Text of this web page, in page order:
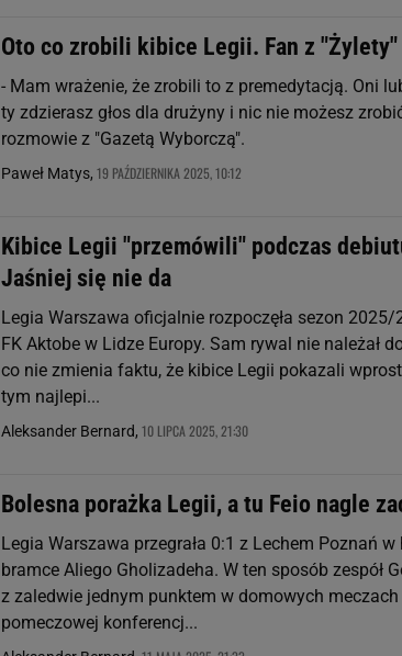
Oto co zrobili kibice Legii. Fan z "Żylety"
- Mam wrażenie, że zrobili to z premedytacją. Oni
ty zdzierasz głos dla drużyny i nic nie możesz
rozmowie z "Gazetą Wyborczą".
Paweł Matys, 19 PAŹDZIERNIKA 2025, 10:12
Kibice Legii "przemówili" podczas
Jaśniej się nie da
Legia Warszawa oficjalnie rozpoczęła sezon
FK Aktobe w Lidze Europy. Sam rywal nie należał
co nie zmienia faktu, że kibice Legii pokazali
tym najlepi...
Aleksander Bernard, 10 LIPCA 2025, 21:30
Bolesna porażka Legii, a tu Feio nagle
Legia Warszawa przegrała 0:1 z Lechem Poznań
bramce Aliego Gholizadeha. W ten sposób zespół
z zaledwie jednym punktem w domowych meczach
pomeczowej konferencj...